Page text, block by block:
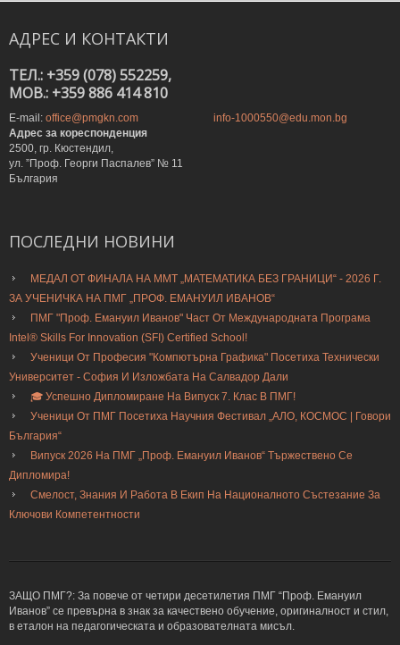
АДРЕС И КОНТАКТИ
ТЕЛ.: +359 (078) 552259,
MOB.: +359 886 414 810
E-mail: office@pmgkn.com
info-1000550@edu.mon.bg
Адрес за кореспонденция
2500, гр. Кюстендил,
ул. ”Проф. Георги Паспалев” № 11
България
ПОСЛЕДНИ НОВИНИ
МЕДАЛ ОТ ФИНАЛА НА ММТ „МАТЕМАТИКА БЕЗ ГРАНИЦИ“ - 2026 Г.
ЗА УЧЕНИЧКА НА ПМГ „ПРОФ. ЕМАНУИЛ ИВАНОВ“
ПМГ "Проф. Емануил Иванов" Част От Международната Програма
Intel® Skills For Innovation (SFI) Certified School!
Ученици От Професия "Компютърна Графика" Посетиха Технически
Университет - София И Изложбата На Салвадор Дали
🎓 Успешно Дипломиране На Випуск 7. Клас В ПМГ!
Ученици От ПМГ Посетиха Научния Фестивал „АЛО, КОСМОС | Говори
България“
Випуск 2026 На ПМГ „Проф. Емануил Иванов“ Тържествено Се
Дипломира!
Смелост, Знания И Работа В Екип На Националното Състезание За
Ключови Компетентности
ЗАЩО ПМГ?: За повече от четири десетилетия ПМГ “Проф. Емануил
Иванов” се превърна в знак за качествено обучение, оригиналност и стил,
в еталон на педагогическата и образователната мисъл.